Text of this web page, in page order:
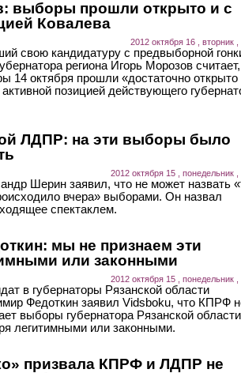
выборы прошли открыто и с
Ковалева
2012 октября 16 , вторник ,
свою кандидатуру с предвыборной
региона Игорь Морозов
14 октября прошли «достаточно открыто
позицией действующего
ЛДПР: на эти выборы было
2012 октября 15 , понедельник ,
Шерин заявил, что не может назвать
вчера» выборами. Он назвал
спектаклем.
мы не признаем эти
или законными
2012 октября 15 , понедельник ,
в губернаторы Рязанской области
Федоткин заявил Vidsboku, что КПРФ
выборы губернатора Рязанской
легитимными или законными.
призвала КПРФ и ЛДПР не